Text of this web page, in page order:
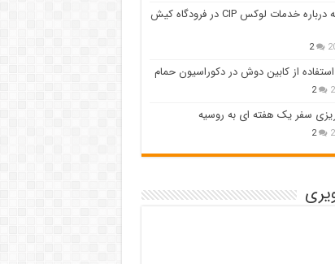
هر آنچه درباره خدمات لوکس CIP در فرودگاه‌ کیش
2
استفاده از کابین دوش در دکوراسیون حمام
2
ریزی سفر یک هفته ای به روسیه
2